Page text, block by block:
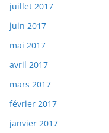
juillet 2017
juin 2017
mai 2017
avril 2017
mars 2017
février 2017
janvier 2017